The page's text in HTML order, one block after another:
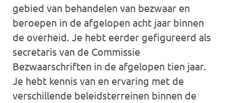
gebied van behandelen van bezwaar en
beroepen in de afgelopen acht jaar binnen
de overheid. Je hebt eerder gefigureerd als
secretaris van de Commissie
Bezwaarschriften in de afgelopen tien jaar.
Je hebt kennis van en ervaring met de
verschillende beleidsterreinen binnen de